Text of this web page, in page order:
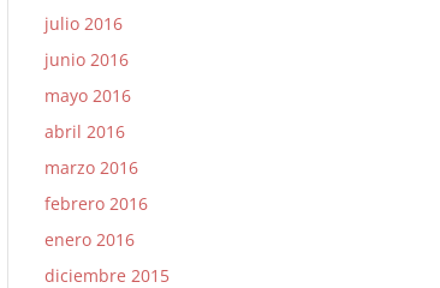
julio 2016
junio 2016
mayo 2016
abril 2016
marzo 2016
febrero 2016
enero 2016
diciembre 2015